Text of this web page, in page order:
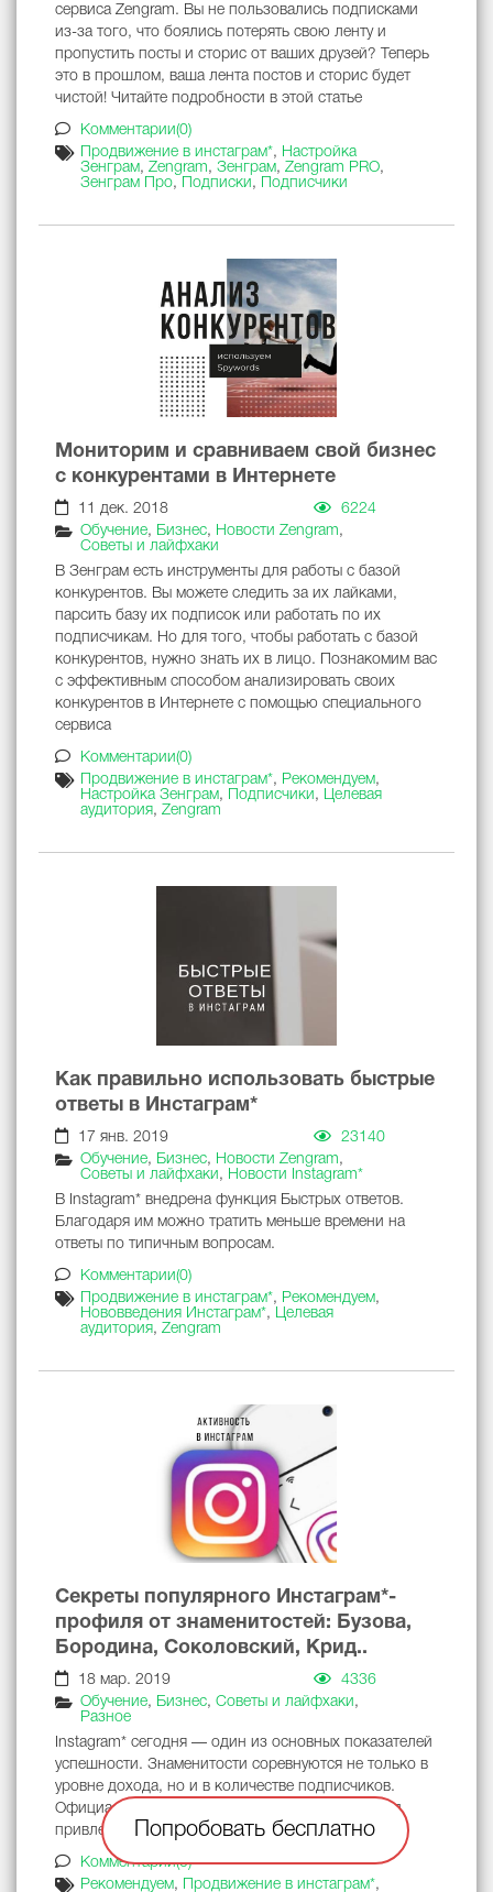
сервиса Zengram. Вы не пользовались подписками
из-за того, что боялись потерять свою ленту и
пропустить посты и сторис от ваших друзей? Теперь
это в прошлом, ваша лента постов и сторис будет
чистой! Читайте подробности в этой статье
Комментарии(0)
Продвижение в инстаграм*, Настройка
Зенграм, Zengram, Зенграм, Zengram PRO,
Зенграм Про, Подписки, Подписчики
Мониторим и сравниваем свой бизнес
с конкурентами в Интернете
11 дек. 2018
6224
Обучение, Бизнес, Новости Zengram,
Советы и лайфхаки
В Зенграм есть инструменты для работы с базой
конкурентов. Вы можете следить за их лайками,
парсить базу их подписок или работать по их
подписчикам. Но для того, чтобы работать с базой
конкурентов, нужно знать их в лицо. Познакомим вас
с эффективным способом анализировать своих
конкурентов в Интернете с помощью специального
сервиса
Комментарии(0)
Продвижение в инстаграм*, Рекомендуем,
Настройка Зенграм, Подписчики, Целевая
аудитория, Zengram
Как правильно использовать быстрые
ответы в Инстаграм*
17 янв. 2019
23140
Обучение, Бизнес, Новости Zengram,
Советы и лайфхаки, Новости Instagram*
В Instagram* внедрена функция Быстрых ответов.
Благодаря им можно тратить меньше времени на
ответы по типичным вопросам.
Комментарии(0)
Продвижение в инстаграм*, Рекомендуем,
Нововведения Инстаграм*,
Целевая
аудитория, Zengram
Секреты популярного Инстаграм*-
профиля от знаменитостей: Бузова,
Бородина, Соколовский, Крид..
18 мар. 2019
4336
Обучение, Бизнес, Советы и лайфхаки,
Разное
Instagram* сегодня — один из основных показателей
успешности. Знаменитости соревнуются не только в
уровне дохода, но и в количестве подписчиков.
Официальные аккаунты самых популярных звезд
привлекают по несколько миллионов читателей.
Комментарии(0)
Рекомендуем, Продвижение в инстаграм*,
Попробовать бесплатно